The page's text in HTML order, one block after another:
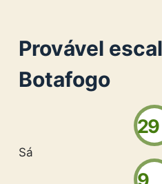
Provável
Botafogo
29
Sá